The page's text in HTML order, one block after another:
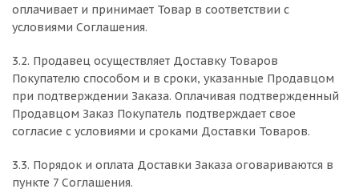
оплачивает и принимает Товар в соответствии с
условиями Соглашения.
3.2. Продавец осуществляет Доставку Товаров
Покупателю способом и в сроки, указанные Продавцом
при подтверждении Заказа. Оплачивая подтвержденный
Продавцом Заказ Покупатель подтверждает свое
согласие с условиями и сроками Доставки Товаров.
3.3. Порядок и оплата Доставки Заказа оговариваются в
пункте 7 Соглашения.